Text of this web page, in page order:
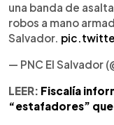
una banda de
robos a mano
Salvador.
— PNC El Salvador
LEER: Fiscalía
“estafadores”